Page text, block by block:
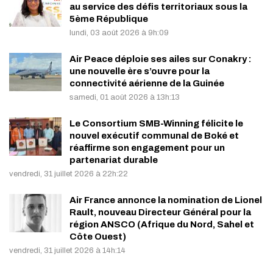
au service des défis territoriaux sous la
5ème République
lundi, 03 août 2026 à 9h:09
Air Peace déploie ses ailes sur Conakry :
une nouvelle ère s’ouvre pour la
connectivité aérienne de la Guinée
samedi, 01 août 2026 à 13h:13
Le Consortium SMB-Winning félicite le
nouvel exécutif communal de Boké et
réaffirme son engagement pour un
partenariat durable
vendredi, 31 juillet 2026 à 22h:22
Air France annonce la nomination de Lionel
Rault, nouveau Directeur Général pour la
région ANSCO (Afrique du Nord, Sahel et
Côte Ouest)
vendredi, 31 juillet 2026 à 14h:14